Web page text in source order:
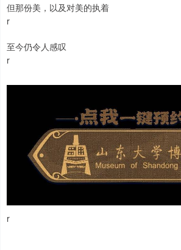
但那份美，以及对美的执着
r
至今仍令人感叹
r
r